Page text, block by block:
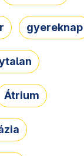
gyereknap
Átrium